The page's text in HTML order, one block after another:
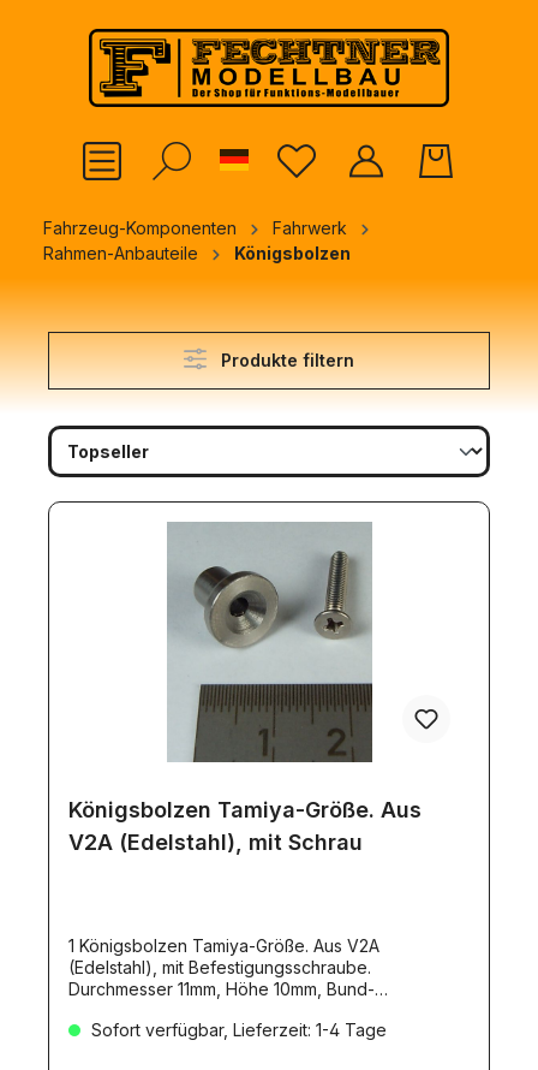
springen
German
Fahrzeug-Komponenten
Fahrwerk
Rahmen-Anbauteile
Königsbolzen
Produkte filtern
Königsbolzen Tamiya-Größe. Aus
V2A (Edelstahl), mit Schrau
1 Königsbolzen Tamiya-Größe. Aus V2A
(Edelstahl), mit Befestigungsschraube.
Durchmesser 11mm, Höhe 10mm, Bund-
M3x16mm.
Sofort verfügbar, Lieferzeit: 1-4 Tage